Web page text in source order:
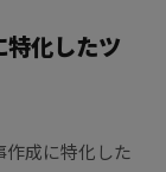
化したツ
作成に特化した